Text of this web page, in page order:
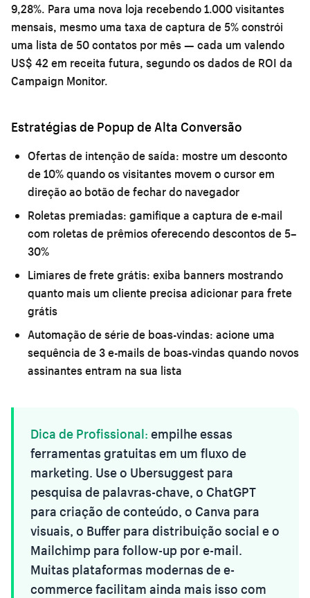
9,28%. Para uma nova loja recebendo 1.000 visitantes
mensais, mesmo uma taxa de captura de 5% constrói
uma lista de 50 contatos por mês — cada um valendo
US$ 42 em receita futura, segundo os dados de ROI da
Campaign Monitor.
Estratégias de Popup de Alta Conversão
Ofertas de intenção de saída: mostre um desconto
de 10% quando os visitantes movem o cursor em
direção ao botão de fechar do navegador
Roletas premiadas: gamifique a captura de e-mail
com roletas de prêmios oferecendo descontos de 5–
30%
Limiares de frete grátis: exiba banners mostrando
quanto mais um cliente precisa adicionar para frete
grátis
Automação de série de boas-vindas: acione uma
sequência de 3 e-mails de boas-vindas quando novos
assinantes entram na sua lista
Dica de Profissional: empilhe essas
ferramentas gratuitas em um fluxo de
marketing. Use o Ubersuggest para
pesquisa de palavras-chave, o ChatGPT
para criação de conteúdo, o Canva para
visuais, o Buffer para distribuição social e o
Mailchimp para follow-up por e-mail.
Muitas plataformas modernas de e-
commerce facilitam ainda mais isso com